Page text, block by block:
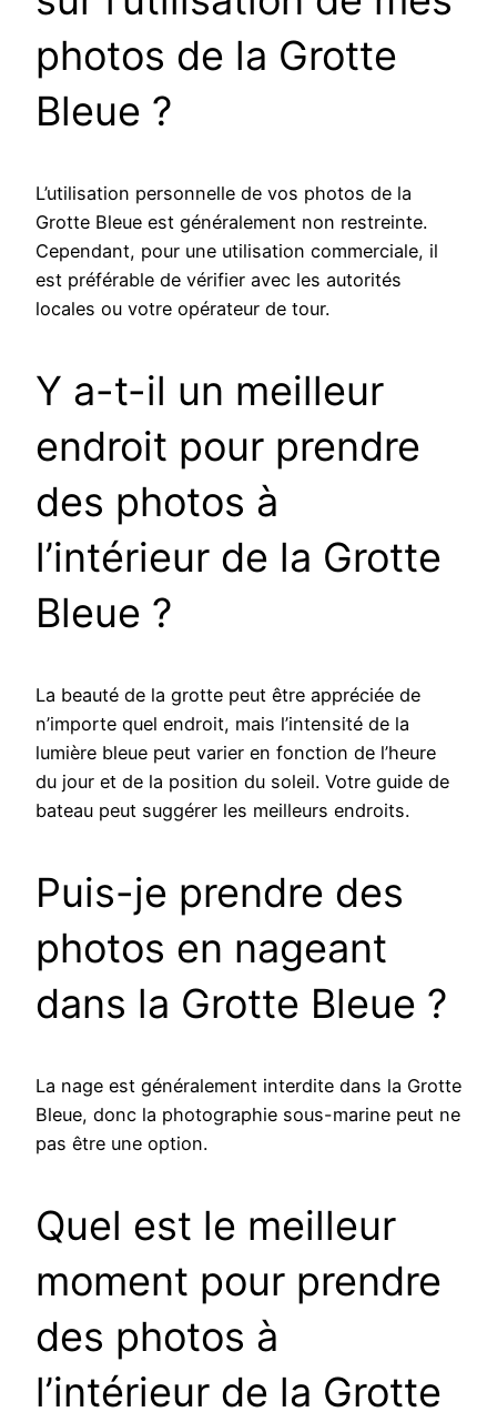
photos de la Grotte
Bleue ?
L’utilisation personnelle de vos photos de la
Grotte Bleue est généralement non restreinte.
Cependant, pour une utilisation commerciale, il
est préférable de vérifier avec les autorités
locales ou votre opérateur de tour.
Y a-t-il un meilleur
endroit pour prendre
des photos à
l’intérieur de la Grotte
Bleue ?
La beauté de la grotte peut être appréciée de
n’importe quel endroit, mais l’intensité de la
lumière bleue peut varier en fonction de l’heure
du jour et de la position du soleil. Votre guide de
bateau peut suggérer les meilleurs endroits.
Puis-je prendre des
photos en nageant
dans la Grotte Bleue ?
La nage est généralement interdite dans la Grotte
Bleue, donc la photographie sous-marine peut ne
pas être une option.
Quel est le meilleur
moment pour prendre
des photos à
l’intérieur de la Grotte